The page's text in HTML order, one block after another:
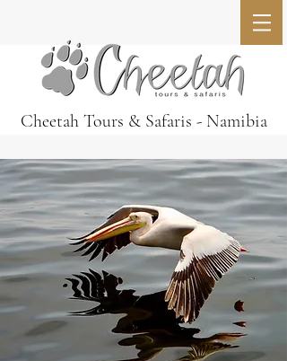
Cheetah Tours & Safaris - Namibia